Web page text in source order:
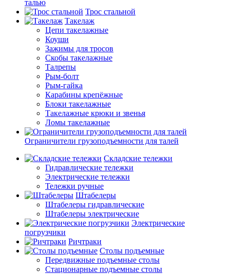
талью
Трос стальной
Такелаж
Цепи такелажные
Коуши
Зажимы для тросов
Скобы такелажные
Талрепы
Рым-болт
Рым-гайка
Карабины крепёжные
Блоки такелажные
Такелажные крюки и звенья
Ломы такелажные
Ограничители грузоподъемности для талей
Складские тележки
Гидравлические тележки
Электрические тележки
Тележки ручные
Штабелеры
Штабелеры гидравлические
Штабелеры электрические
Электрические
погрузчики
Ричтраки
Столы подъемные
Передвижные подъемные столы
Стационарные подъемные столы